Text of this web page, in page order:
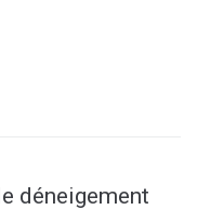
déneigement